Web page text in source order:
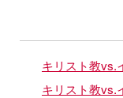
キリスト教vs.
キリスト教vs.